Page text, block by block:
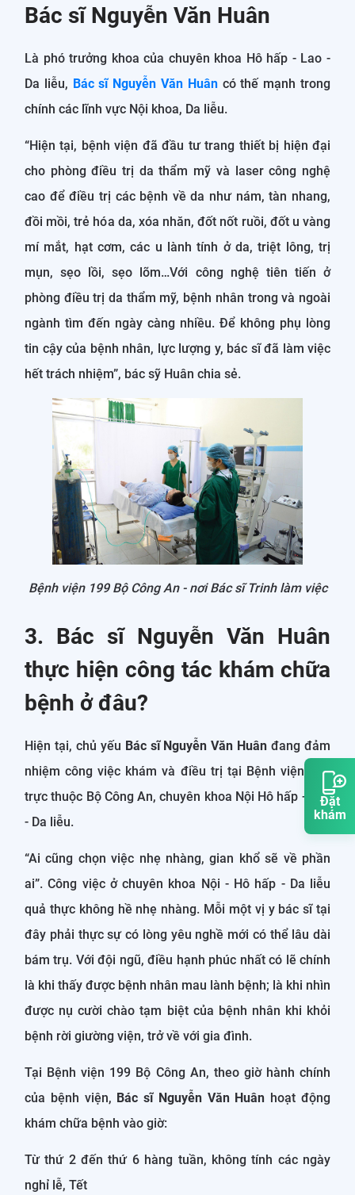
Đặt
khám
Bác sĩ Nguyễn Văn Huân
Là phó trưởng khoa của chuyên khoa Hô hấp - Lao -
Da liễu, Bác sĩ Nguyễn Văn Huân có thế mạnh trong
chính các lĩnh vực Nội khoa, Da liễu.
“Hiện tại, bệnh viện đã đầu tư trang thiết bị hiện đại
cho phòng điều trị da thẩm mỹ và laser công nghệ
cao để điều trị các bệnh về da như nám, tàn nhang,
đồi mồi, trẻ hóa da, xóa nhăn, đốt nốt ruồi, đốt u vàng
mí mắt, hạt cơm, các u lành tính ở da, triệt lông, trị
mụn, sẹo lồi, sẹo lõm…Với công nghệ tiên tiến ở
phòng điều trị da thẩm mỹ, bệnh nhân trong và ngoài
ngành tìm đến ngày càng nhiều. Để không phụ lòng
tin cậy của bệnh nhân, lực lượng y, bác sĩ đã làm việc
hết trách nhiệm”, bác sỹ Huân chia sẻ.
Bệnh viện 199 Bộ Công An - nơi Bác sĩ Trinh làm việc
3. Bác sĩ Nguyễn Văn Huân
thực hiện công tác khám chữa
bệnh ở đâu?
Hiện tại, chủ yếu Bác sĩ Nguyễn Văn Huânđang đảm
nhiệm công việc khám và điều trị tại Bệnh viện 199
trực thuộc Bộ Công An, chuyên khoa Nội Hô hấp - Lao
- Da liễu.
“Ai cũng chọn việc nhẹ nhàng, gian khổ sẽ về phần
ai”. Công việc ở chuyên khoa Nội - Hô hấp - Da liễu
quả thực không hề nhẹ nhàng. Mỗi một vị y bác sĩ tại
đây phải thực sự có lòng yêu nghề mới có thể lâu dài
bám trụ. Với đội ngũ, điều hạnh phúc nhất có lẽ chính
là khi thấy được bệnh nhân mau lành bệnh; là khi nhìn
được nụ cười chào tạm biệt của bệnh nhân khi khỏi
bệnh rời giường viện, trở về với gia đình.
Tại Bệnh viện 199 Bộ Công An, theo giờ hành chính
của bệnh viện, Bác sĩ Nguyễn Văn Huân hoạt động
khám chữa bệnh vào giờ:
Từ thứ 2 đến thứ 6 hàng tuần, không tính các ngày
nghỉ lễ, Tết